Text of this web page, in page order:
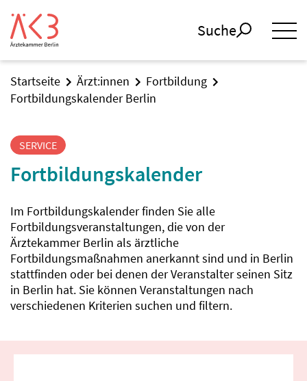
Suche
Startseite Ärzt:innen
Fortbildung
Fortbildungskalender Berlin
SERVICE
Fortbildungskalender
Im Fortbildungskalender finden Sie alle
Fortbildungsveranstaltungen, die von der
Ärztekammer Berlin als ärztliche
Fortbildungsmaßnahmen anerkannt sind und in Berlin
stattfinden oder bei denen der Veranstalter seinen Sitz
in Berlin hat. Sie können Veranstaltungen nach
verschiedenen Kriterien suchen und filtern.
Fortbildungssuche